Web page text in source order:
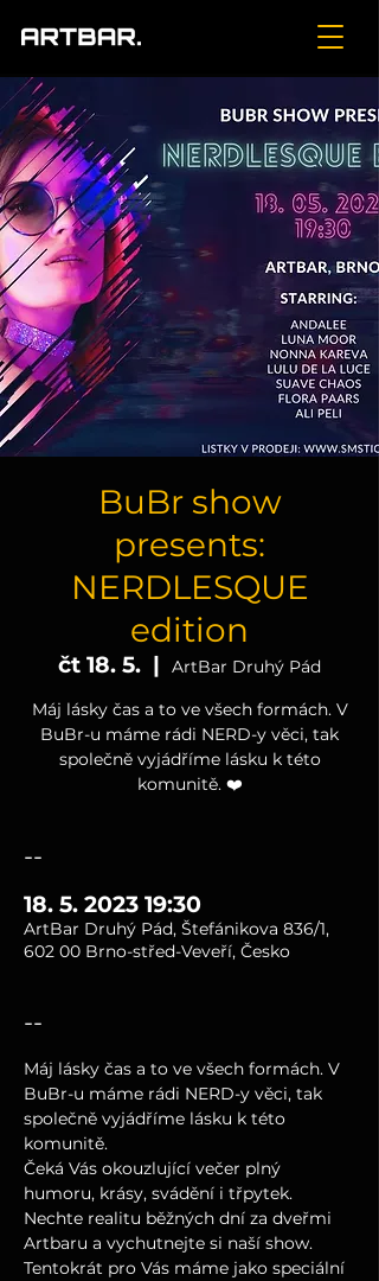
BuBr show
presents:
NERDLESQUE
edition
čt 18. 5.
  |
ArtBar Druhý Pád
Máj lásky čas a to ve všech formách. V
BuBr-u máme rádi NERD-y věci, tak
společně vyjádříme lásku k této
komunitě. ❤️
--
18. 5. 2023 19:30
ArtBar Druhý Pád, Štefánikova 836/1,
602 00 Brno-střed-Veveří, Česko
--
Máj lásky čas a to ve všech formách. V
BuBr-u máme rádi NERD-y věci, tak
společně vyjádříme lásku k této
komunitě.
Čeká Vás okouzlující večer plný
humoru, krásy, svádění i třpytek.
Nechte realitu běžných dní za dveřmi
Artbaru a vychutnejte si naší show.
Tentokrát pro Vás máme jako speciální